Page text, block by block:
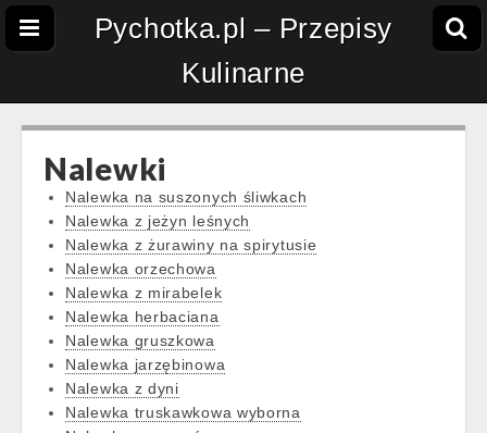
Pychotka.pl – Przepisy
Kulinarne
Nalewki
Nalewka na suszonych śliwkach
Nalewka z jeżyn leśnych
Nalewka z żurawiny na spirytusie
Nalewka orzechowa
Nalewka z mirabelek
Nalewka herbaciana
Nalewka gruszkowa
Nalewka jarzębinowa
Nalewka z dyni
Nalewka truskawkowa wyborna